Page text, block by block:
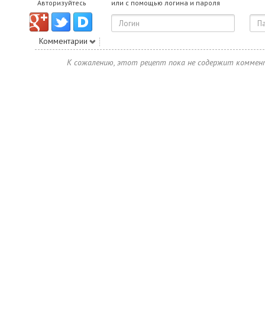
Авторизуйтесь или с помощью логина и пароля
Комментарии
К сожалению, этот рецепт пока не содержит